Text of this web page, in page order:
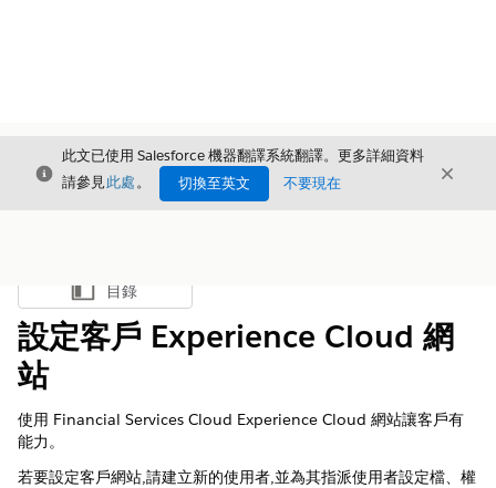
結束
此文已使用 Salesforce 機器翻譯系統翻譯。更多詳細資料
請參見此處。 切換至英文 不要現在 結束
顯示目錄
目錄
設定客戶 Experience Cloud 網
站
使用 Financial Services Cloud Experience Cloud 網站讓客戶有
能力。
若要設定客戶網站,請建立新的使用者,並為其指派使用者設定檔、權